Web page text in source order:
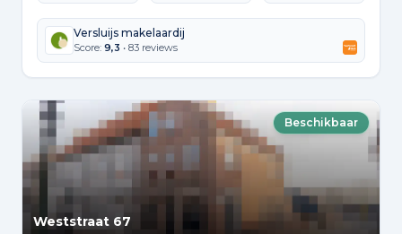
Versluijs makelaardij
Score: 9,3 • 83 reviews
Beschikbaar
Weststraat 67